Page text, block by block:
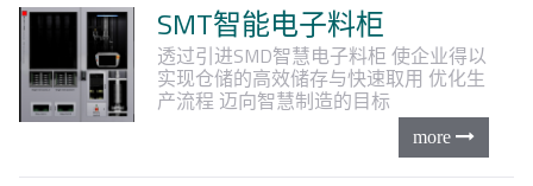
SMT智能电子料柜
透过引进SMD智慧电子料柜 使企业得以
实现仓储的高效储存与快速取用 优化生
产流程 迈向智慧制造的目标